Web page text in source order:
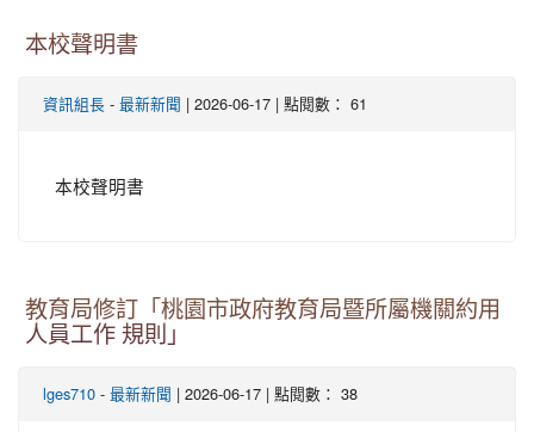
本校聲明書
資訊組長 - 最新新聞 | 2026-06-17 | 點閱數： 61
本校聲明書
教育局修訂「桃園市政府教育局暨所屬機關約用
人員工作 規則」
lges710 - 最新新聞 | 2026-06-17 | 點閱數： 38